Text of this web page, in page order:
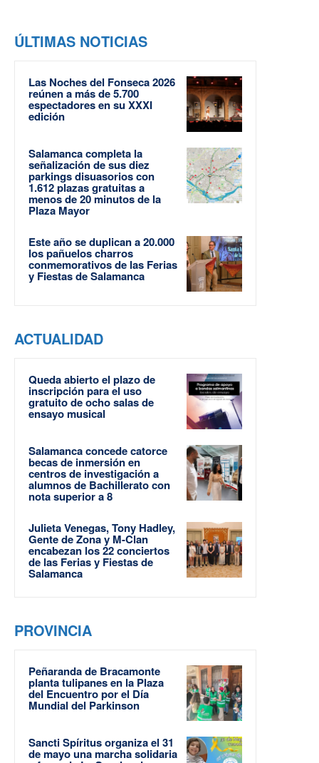
ÚLTIMAS NOTICIAS
Las Noches del Fonseca 2026
reúnen a más de 5.700
espectadores en su XXXI
edición
Salamanca completa la
señalización de sus diez
parkings disuasorios con
1.612 plazas gratuitas a
menos de 20 minutos de la
Plaza Mayor
Este año se duplican a 20.000
los pañuelos charros
conmemorativos de las Ferias
y Fiestas de Salamanca
ACTUALIDAD
Queda abierto el plazo de
inscripción para el uso
gratuito de ocho salas de
ensayo musical
Salamanca concede catorce
becas de inmersión en
centros de investigación a
alumnos de Bachillerato con
nota superior a 8
Julieta Venegas, Tony Hadley,
Gente de Zona y M-Clan
encabezan los 22 conciertos
de las Ferias y Fiestas de
Salamanca
PROVINCIA
Peñaranda de Bracamonte
planta tulipanes en la Plaza
del Encuentro por el Día
Mundial del Parkinson
Sancti Spíritus organiza el 31
de mayo una marcha solidaria